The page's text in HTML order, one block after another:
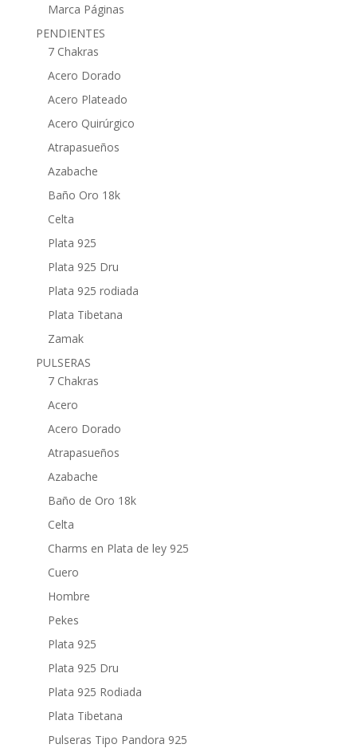
Marca Páginas
PENDIENTES
7 Chakras
Acero Dorado
Acero Plateado
Acero Quirúrgico
Atrapasueños
Azabache
Baño Oro 18k
Celta
Plata 925
Plata 925 Dru
Plata 925 rodiada
Plata Tibetana
Zamak
PULSERAS
7 Chakras
Acero
Acero Dorado
Atrapasueños
Azabache
Baño de Oro 18k
Celta
Charms en Plata de ley 925
Cuero
Hombre
Pekes
Plata 925
Plata 925 Dru
Plata 925 Rodiada
Plata Tibetana
Pulseras Tipo Pandora 925